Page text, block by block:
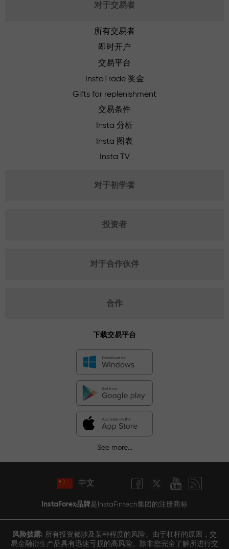
对于交易者
所有交易者
即时开户
交易平台
InstaTrade 奖金
Gifts for replenishment
交易条件
Insta 分析
Insta 图表
Insta TV
对于初学者
投资者
对于合作伙伴
合作
下载交易平台
See more...
中文
InstaForex品牌是InstaFintech集团的注册商标
风险披露: 所有投资都涉及某种程度的风险。由于杠杆的原因，交
易金融衍生产品具有迅速亏损的高风险。除非您完全了解所进行交